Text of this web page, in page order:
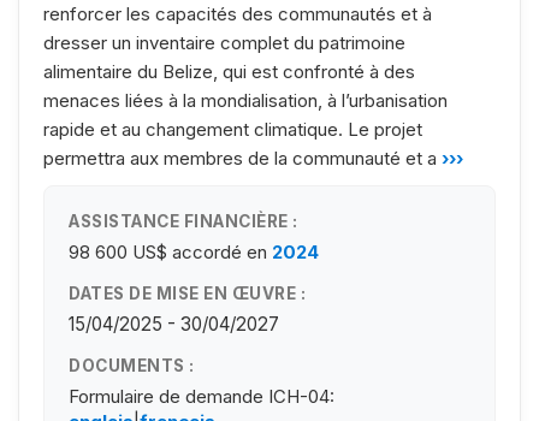
renforcer les capacités des communautés et à
dresser un inventaire complet du patrimoine
alimentaire du Belize, qui est confronté à des
menaces liées à la mondialisation, à l’urbanisation
rapide et au changement climatique. Le projet
permettra aux membres de la communauté et a ›››
ASSISTANCE FINANCIÈRE :
98 600 US$ accordé en 2024
DATES DE MISE EN ŒUVRE :
15/04/2025 - 30/04/2027
DOCUMENTS :
Formulaire de demande ICH-04: